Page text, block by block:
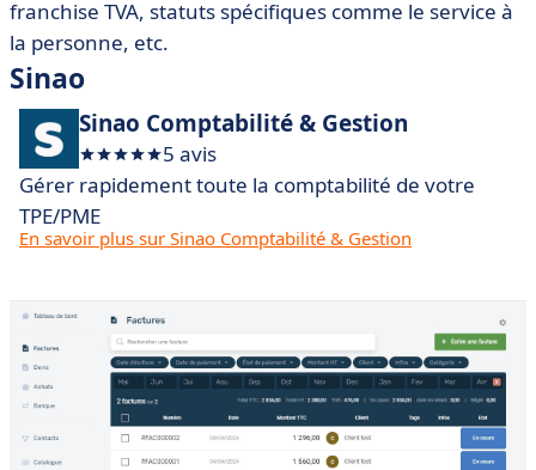
franchise TVA, statuts spécifiques comme le service à
la personne, etc.
Sinao
Sinao Comptabilité & Gestion
5 avis
Gérer rapidement toute la comptabilité de votre
TPE/PME
En savoir plus sur Sinao Comptabilité & Gestion